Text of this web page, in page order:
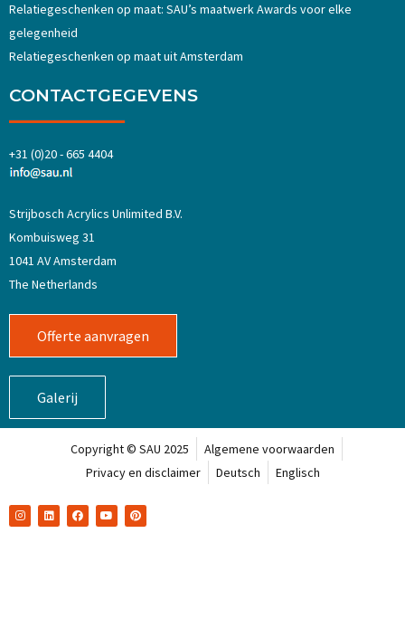
Relatiegeschenken op maat: SAU’s maatwerk Awards voor elke
gelegenheid
Relatiegeschenken op maat uit Amsterdam
CONTACTGEGEVENS
+31 (0)20 - 665 4404
Strijbosch Acrylics Unlimited B.V.
Kombuisweg 31
1041 AV Amsterdam
The Netherlands
Offerte aanvragen
Galerij
Copyright © SAU 2025
Algemene voorwaarden
Privacy en disclaimer
Deutsch Englisch